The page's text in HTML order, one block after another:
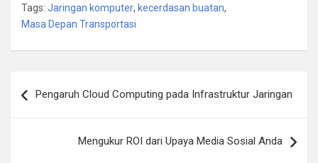
Tags: Jaringan komputer, kecerdasan buatan,
Masa Depan Transportasi
posPengaruh Cloud Computing pada Infrastruktur Jaringan
Mengukur ROI dari Upaya Media Sosial Anda